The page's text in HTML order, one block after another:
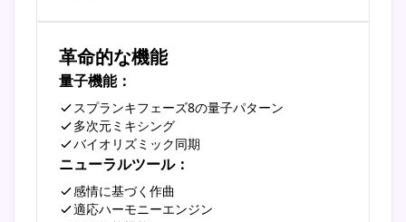
革命的な機能
量子機能：
スプランキフェーズ8の量子パターン
多次元ミキシング
バイオリズミック同期
ニューラルツール：
感情に基づく作曲
適応ハーモニーエンジン